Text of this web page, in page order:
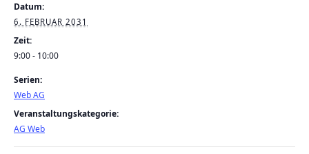
Datum:
6. FEBRUAR 2031
Zeit:
9:00 - 10:00
Serien:
Web AG
Veranstaltungskategorie:
AG Web